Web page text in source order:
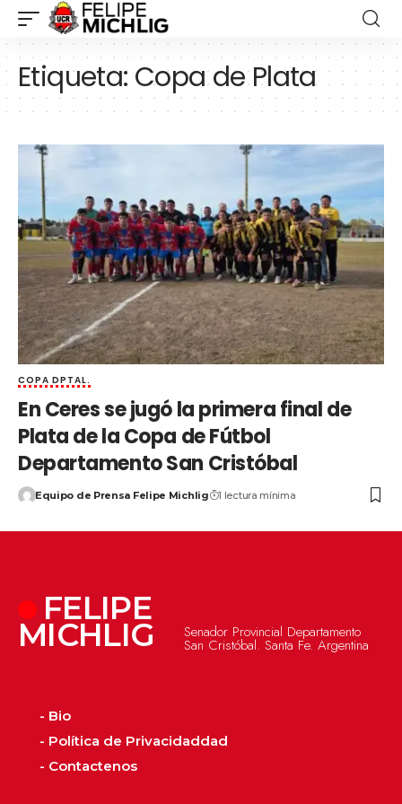
Etiqueta:Copa de Plata
COPA DPTAL.
En Ceres se jugó la primera final de
Plata de la Copa de Fútbol
Departamento San Cristóbal
Equipo de Prensa Felipe Michlig 1 lectura mínima
FELIPE
MICHLIG Senador Provincial Departamento
San Cristóbal. Santa Fe. Argentina
- Bio
- Política de Privacidaddad
- Contactenos